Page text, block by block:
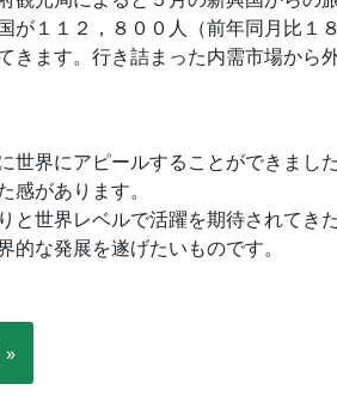
１１２，８００人（前年同月比１
ます。行き詰まった内需市場から
界にアピールすることができまし
があります。
世界レベルで活躍を期待されてきた
な発展を遂げたいものです。
»